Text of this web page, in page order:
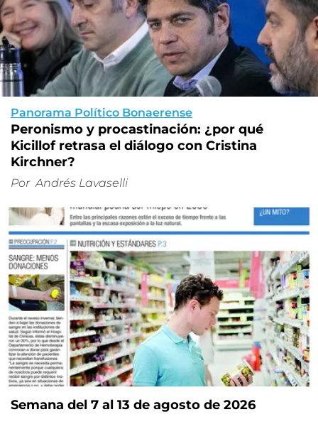
Panorama Político Bonaerense
Peronismo y procastinación: ¿por qué
Kicillof retrasa el diálogo con Cristina
Kirchner?
Por Andrés Lavaselli
Semana del 7 al 13 de agosto de 2026